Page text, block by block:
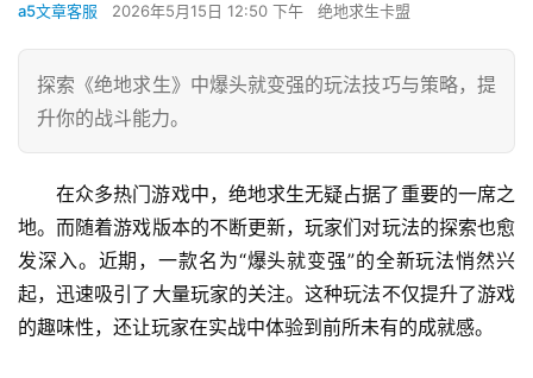
a5文章客服 2026年5月15日 12:50 下午 绝地求生卡盟
探索《绝地求生》中爆头就变强的玩法技巧与策略，提
升你的战斗能力。
在众多热门游戏中，绝地求生无疑占据了重要的一席之
地。而随着游戏版本的不断更新，玩家们对玩法的探索也愈
发深入。近期，一款名为“爆头就变强”的全新玩法悄然兴
起，迅速吸引了大量玩家的关注。这种玩法不仅提升了游戏
的趣味性，还让玩家在实战中体验到前所未有的成就感。